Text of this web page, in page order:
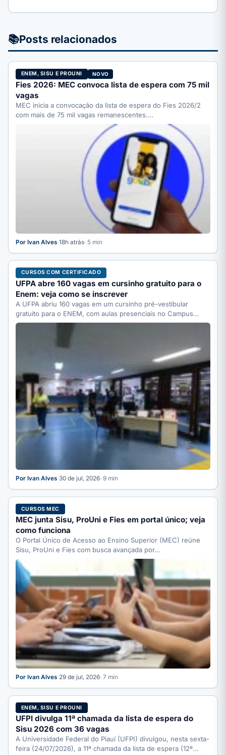
📚Posts relacionados
ENEM, SISU E PROUNI NOVO
Fies 2026: MEC convoca lista de espera com 75 mil
vagas
MEC inicia a convocação da lista de espera do Fies 2026/2
com mais de 75 mil vagas remanescentes.…
Por Ivan Alves·18h atrás· 5 min
CURSOS COM CERTIFICADO
UFPA abre 160 vagas em cursinho gratuito para o
Enem: veja como se inscrever
A UFPA abriu 160 vagas em um cursinho pré-vestibular
gratuito para o ENEM, com aulas presenciais no Campus…
Por Ivan Alves·30 de jul, 2026· 9 min
CURSOS MEC
MEC junta Sisu, ProUni e Fies em portal único; veja
como funciona
O Portal Único de Acesso ao Ensino Superior (MEC) reúne
Sisu, ProUni e Fies com busca avançada por…
Por Ivan Alves·29 de jul, 2026· 7 min
ENEM, SISU E PROUNI
UFPI divulga 11ª chamada da lista de espera do
Sisu 2026 com 36 vagas
A Universidade Federal do Piauí (UFPI) divulgou, nesta sexta-
feira (24/07/2026), a 11ª chamada da lista de espera (12ª…